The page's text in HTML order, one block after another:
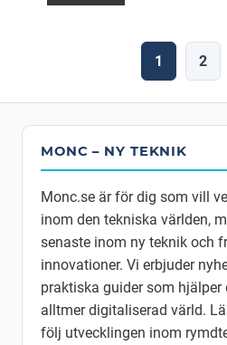
Sidonumrering
inlägg
1 2
MONC – NY TEKNIK
Monc.se är för dig som vill
inom den tekniska världen,
senaste inom ny teknik och
innovationer. Vi erbjuder
praktiska guider som hjälper
alltmer digitaliserad värld.
följ utvecklingen inom